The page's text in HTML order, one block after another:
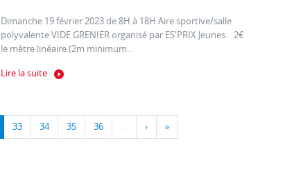
Dimanche 19 février 2023 de 8H à 18H Aire sportive/salle
polyvalente VIDE GRENIER organisé par ES'PRIX Jeunes. 2€
le mètre linéaire (2m minimum...
Lire la suite
33 34 35 36 … › »